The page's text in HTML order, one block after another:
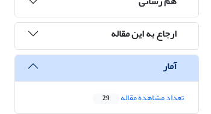
ارجاع به این مقاله
آمار
تعداد مشاهده مقاله 29